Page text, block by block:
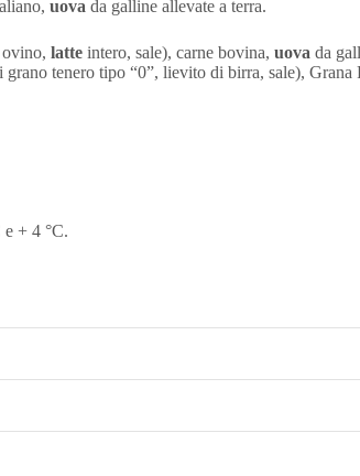
uova da galline allevate a terra.
latte intero, sale), carne bovina, uova da
tenero tipo “0”, lievito di birra, sale), Grana
e + 4 °C.